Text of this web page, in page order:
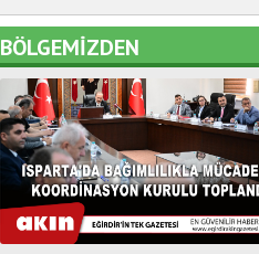
BÖLGEMİZDEN